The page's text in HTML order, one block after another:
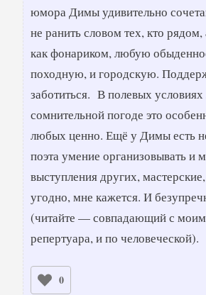
юмора Димы удивительно
не ранить словом тех, кто рядом,
как фонариком, любую
походную, и городскую.
заботиться. В полевых условиях
сомнительной погоде это
любых ценно. Ещё у Димы есть
поэта умение организовывать и
выступления других,
угодно, мне кажется. И
(читайте — совпадающий с моим
репертуара, и по человеческой).
0